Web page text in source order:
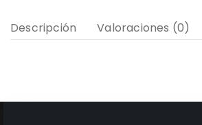
Descripción Valoraciones (0)